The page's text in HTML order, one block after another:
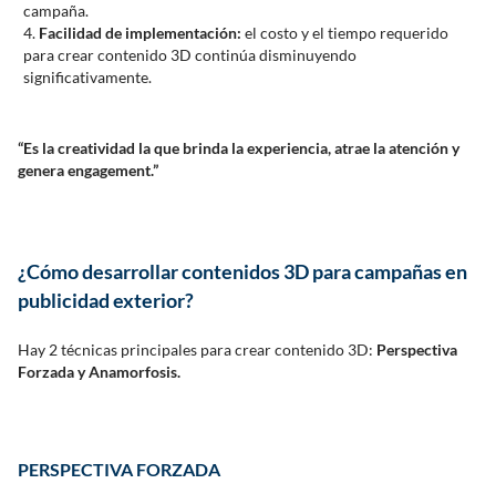
campaña.
Facilidad de implementación: el costo y el tiempo requerido
para crear contenido 3D continúa disminuyendo
significativamente.
“Es la creatividad la que brinda la experiencia, atrae la atención y
genera engagement.”
¿Cómo desarrollar contenidos 3D para campañas en
publicidad exterior?
Hay 2 técnicas principales para crear contenido 3D: Perspectiva
Forzada y Anamorfosis.
PERSPECTIVA FORZADA